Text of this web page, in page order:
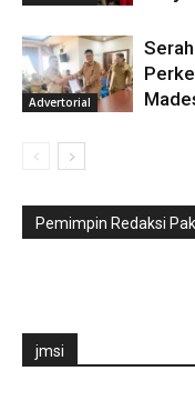
Advertorial
Pemimpin Redaksi
jmsi